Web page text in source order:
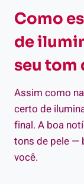
Como
de
seu tom
Assim como
certo de
final. A boa
tons de pele —
você.